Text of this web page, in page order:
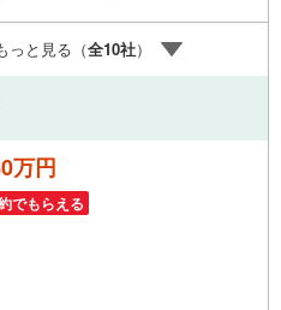
っと見る（全10社）
万円
でもらえる